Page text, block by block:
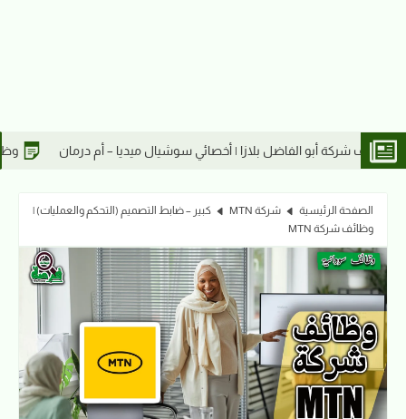
سوشيال ميديا – أم درمان وظائف شركة أبو الفاضل بلازا | كاشير –
الصفحة الرئيسية شركة MTN
كبير – ضابط التصميم (التحكم والعمليات) |
وظائف شركة MTN